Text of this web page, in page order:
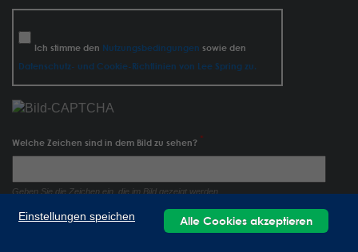
Ich stimme den Nutzungsbedingungen sowie den
Datenschutz- und Cookie-Richtlinien von Lee Spring zu.
Welche Zeichen sind in dem Bild zu sehen?
Geben Sie die Zeichen ein, die im Bild gezeigt werden.
Einstellungen speichen Alle Cookies akzeptieren